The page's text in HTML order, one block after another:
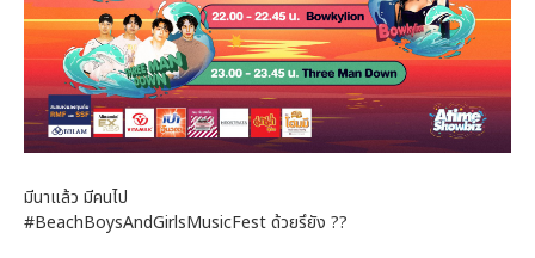
มีนาแล้ว มีคนไป
#BeachBoysAndGirlsMusicFest ด้วยรึยัง ??